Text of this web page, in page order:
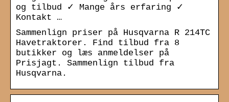
og tilbud ✓ Mange års erfaring ✓
Kontakt …
Sammenlign priser på Husqvarna R 214TC
Havetraktorer. Find tilbud fra 8
butikker og læs anmeldelser på
Prisjagt. Sammenlign tilbud fra
Husqvarna.